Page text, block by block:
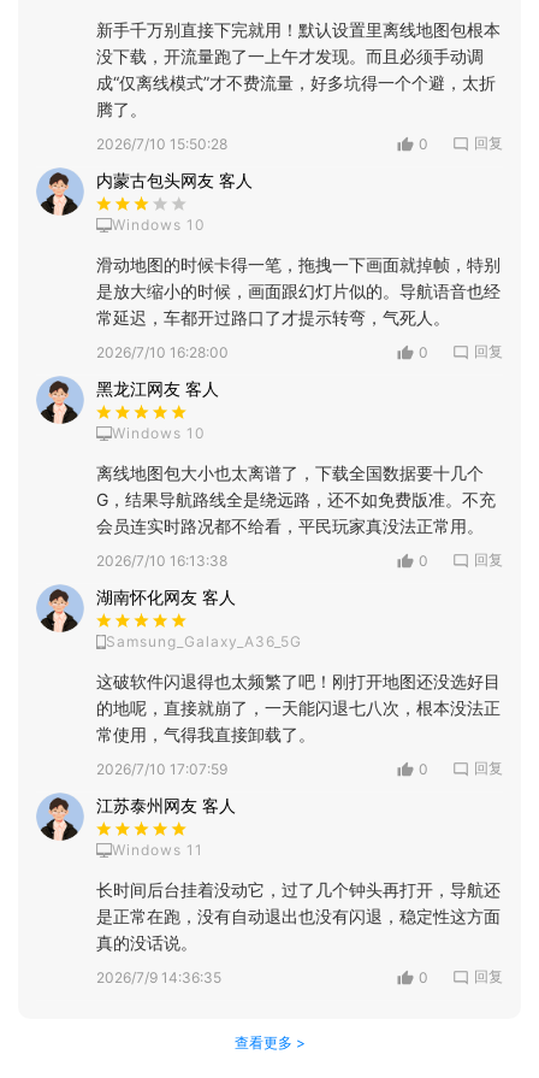
新手千万别直接下完就用！默认设置里离线地图包根本
没下载，开流量跑了一上午才发现。而且必须手动调
成“仅离线模式”才不费流量，好多坑得一个个避，太折
腾了。
2026/7/10 15:50:28 0 回复
内蒙古包头网友 客人
Windows 10
滑动地图的时候卡得一笔，拖拽一下画面就掉帧，特别
是放大缩小的时候，画面跟幻灯片似的。导航语音也经
常延迟，车都开过路口了才提示转弯，气死人。
2026/7/10 16:28:00 0 回复
黑龙江网友 客人
Windows 10
离线地图包大小也太离谱了，下载全国数据要十几个
G，结果导航路线全是绕远路，还不如免费版准。不充
会员连实时路况都不给看，平民玩家真没法正常用。
2026/7/10 16:13:38 0 回复
湖南怀化网友 客人
Samsung_Galaxy_A36_5G
这破软件闪退得也太频繁了吧！刚打开地图还没选好目
的地呢，直接就崩了，一天能闪退七八次，根本没法正
常使用，气得我直接卸载了。
2026/7/10 17:07:59 0 回复
江苏泰州网友 客人
Windows 11
长时间后台挂着没动它，过了几个钟头再打开，导航还
是正常在跑，没有自动退出也没有闪退，稳定性这方面
真的没话说。
2026/7/9 14:36:35 0 回复
查看更多 >